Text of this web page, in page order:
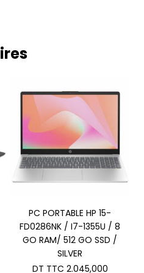
PC PORTABLE HP 15-
FD0286NK / I7-1355U / 8
GO RAM/ 512 GO SSD /
SILVER
DT TTC 2.045,000